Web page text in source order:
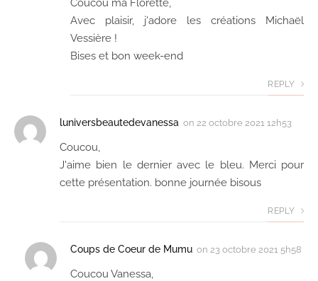
Avec plaisir, j'adore les créations Michaël
Vessière !
Bises et bon week-end
REPLY
luniversbeautedevanessa on 22 octobre 2021 12h53
Coucou,
J'aime bien le dernier avec le bleu. Merci pour
cette présentation. bonne journée bisous
REPLY
Coups de Coeur de Mumu on 23 octobre 2021 5h58
Coucou Vanessa,